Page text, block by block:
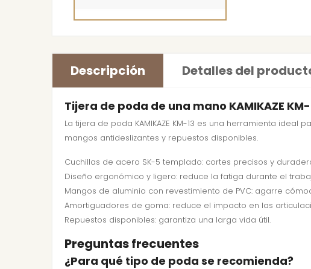
Descripción Detalles del
Tijera de poda de una mano KAMIKAZE KM-
La tijera de poda KAMIKAZE KM-13 es una herramienta
mangos antideslizantes y repuestos disponibles.
Cuchillas de acero SK-5 templado: cortes precisos y
Diseño ergonómico y ligero: reduce la fatiga durante el
Mangos de aluminio con revestimiento de PVC: agarre
Amortiguadores de goma: reduce el impacto en las
Repuestos disponibles: garantiza una larga vida útil.
Preguntas frecuentes
¿Para qué tipo de poda se recomienda?